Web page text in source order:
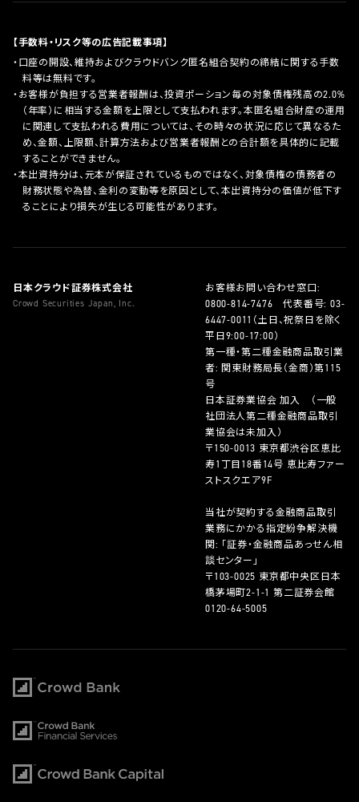
【手数料・リスク等の広告記載事項】
口座の開設、維持およびクラウドバンク匿名組合契約の締結に関する手数
料等は無料です。
お客様が負担する営業者報酬は、投資ポーション毎の対象債権残高の2.0%
（年率）に相当する金額を上限として支払われます。本匿名組合財産の運用
に関連して支払われる費用については、その時々の状況に応じて異なるた
め、金額、上限額、計算方法および営業者報酬との合計額を具体的に記載
することができません。
本出資持分は、元本が保証されているものではなく、対象債権の債務者の
財務状態や為替、金利の変動等を原因として、本出資持分の価値が低下す
ることにより損失が生じる可能性があります。
日本クラウド証券株式会社
Crowd Securities Japan, Inc.
お客様お問い合わせ窓口:
0800-814-7476 代表番号:03-
6447-0011 （土日、祝祭日を除く
平日9:00-17:00）
第一種・第二種金融商品取引業
者: 関東財務局長（金商）第115
号
日本証券業協会 加入 （一般
社団法人第二種金融商品取引
業協会は未加入）
〒150-0013 東京都渋谷区恵比
寿1丁目18番14号 恵比寿ファー
ストスクエア9F
当社が契約する金融商品取引
業務にかかる指定紛争解決機
関: 「証券・金融商品あっせん相
談センター」
〒103-0025 東京都中央区日本
橋茅場町2-1-1 第二証券会館
0120-64-5005